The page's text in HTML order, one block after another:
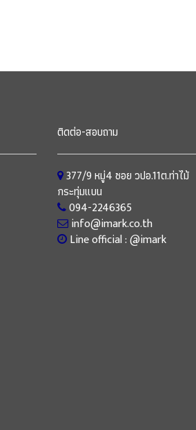
ติดต่อ-สอบถาม
377/9 หมู่4 ซอย วปอ.11ต.ท่าไม้
กระทุ่มแบน
094-2246365
info@imark.co.th
Line official : @imark